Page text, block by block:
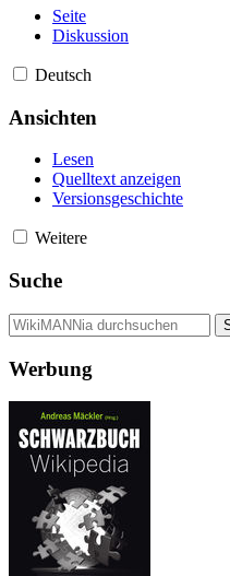
Seite
Diskussion
Deutsch
Ansichten
Lesen
Quelltext anzeigen
Versionsgeschichte
Weitere
Suche
Werbung